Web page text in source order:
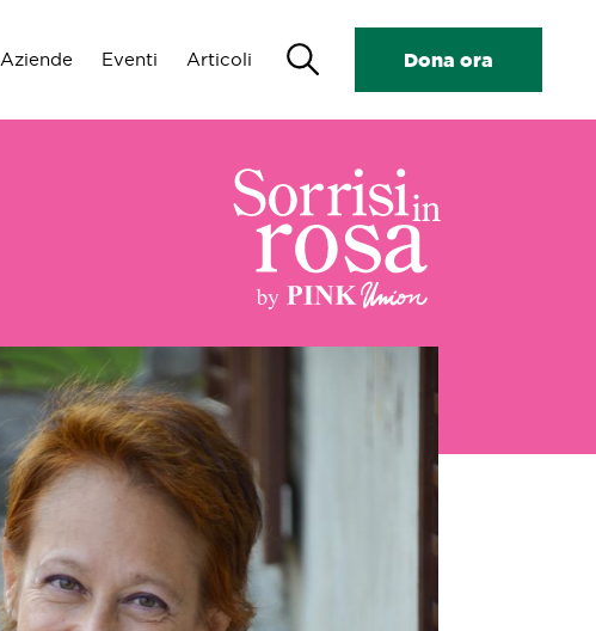
Aziende Eventi Articoli
Search
Dona ora